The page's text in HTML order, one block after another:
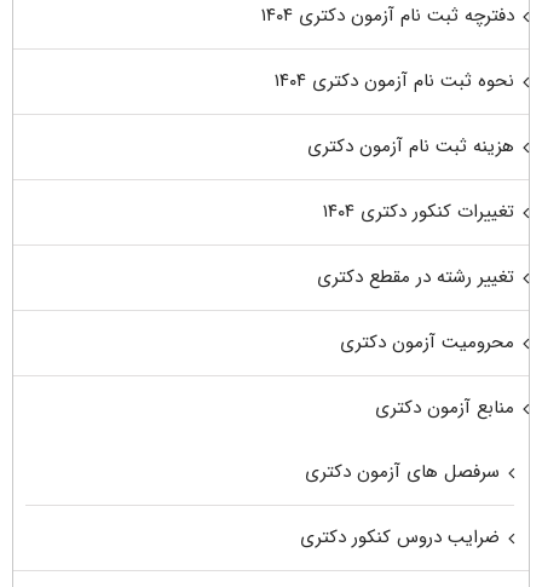
دفترچه ثبت نام آزمون دکتری ۱۴۰۴
نحوه ثبت نام آزمون دکتری ۱۴۰۴
هزینه ثبت نام آزمون دکتری
تغییرات کنکور دکتری ۱۴۰۴
تغییر رشته در مقطع دکتری
محرومیت آزمون دکتری
منابع آزمون دکتری
سرفصل های آزمون دکتری
ضرایب دروس کنکور دکتری